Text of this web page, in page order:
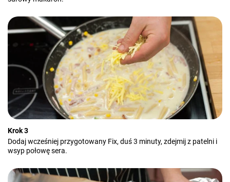
Krok 3
Dodaj wcześniej przygotowany Fix, duś 3 minuty, zdejmij z patelni i
wsyp połowę sera.